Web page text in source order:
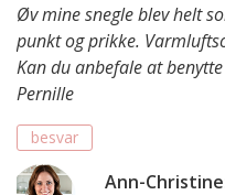
Øv mine snegle blev helt
punkt og prikke.
Kan du anbefale at
Pernille
besvar
Ann-Christine